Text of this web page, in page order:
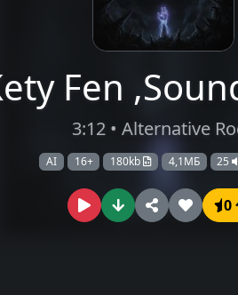
Fen
3:12 • Alternative
AI 16+ 180kb 4,1МБ 25
0